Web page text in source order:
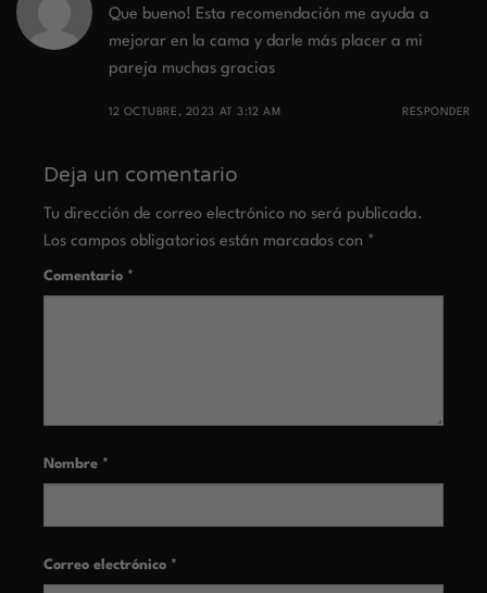
Que bueno! Esta recomendación me ayuda a
mejorar en la cama y darle más placer a mi
pareja muchas gracias
12 OCTUBRE, 2023 AT 3:12 AM RESPONDER
Deja un comentario
Tu dirección de correo electrónico no será publicada.
Los campos obligatorios están marcados con *
Comentario *
Nombre *
Correo electrónico *